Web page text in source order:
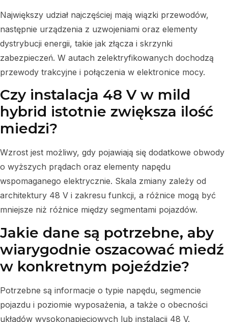
Największy udział najczęściej mają wiązki przewodów,
następnie urządzenia z uzwojeniami oraz elementy
dystrybucji energii, takie jak złącza i skrzynki
zabezpieczeń. W autach zelektryfikowanych dochodzą
przewody trakcyjne i połączenia w elektronice mocy.
Czy instalacja 48 V w mild
hybrid istotnie zwiększa ilość
miedzi?
Wzrost jest możliwy, gdy pojawiają się dodatkowe obwody
o wyższych prądach oraz elementy napędu
wspomaganego elektrycznie. Skala zmiany zależy od
architektury 48 V i zakresu funkcji, a różnice mogą być
mniejsze niż różnice między segmentami pojazdów.
Jakie dane są potrzebne, aby
wiarygodnie oszacować miedź
w konkretnym pojeździe?
Potrzebne są informacje o typie napędu, segmencie
pojazdu i poziomie wyposażenia, a także o obecności
układów wysokonapięciowych lub instalacji 48 V.